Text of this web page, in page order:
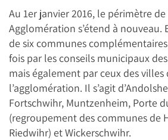
Au 1er janvier 2016, le périmètre
Agglomération s’étend à nouveau.
de six communes
fois par les conseils municipaux
mais également par ceux des
l’agglomération. Il s’agit
Fortschwihr, Muntzenheim, Porte
(regroupement des communes de
Riedwihr) et Wickerschwihr.